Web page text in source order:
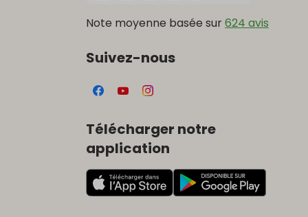
Note moyenne basée sur624 avis
Suivez-nous
Télécharger notre
application